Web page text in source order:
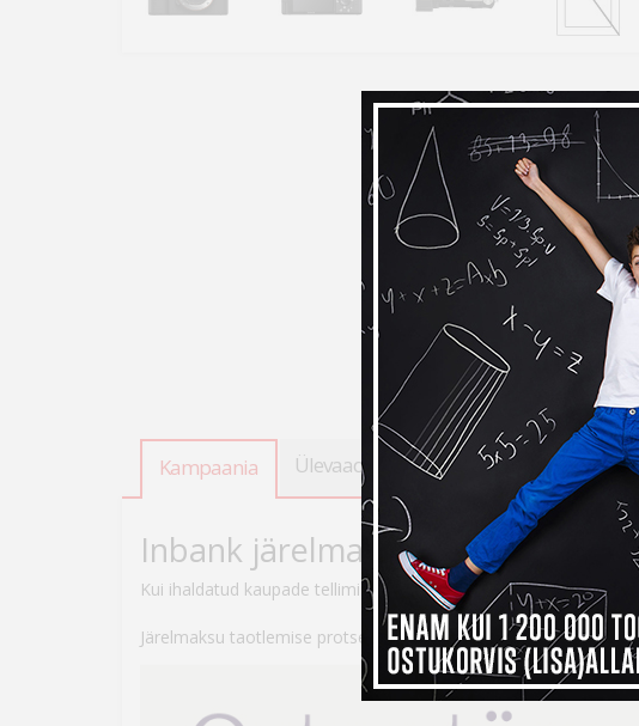
Kampaania Ülevaade Tooteandmed
Inbank järelmaksuga ostes
Kui ihaldatud kaupade tellimiseks peaks raha nappima, siis
Järelmaksu taotlemise protsess on lihtne – veebikaubamaja